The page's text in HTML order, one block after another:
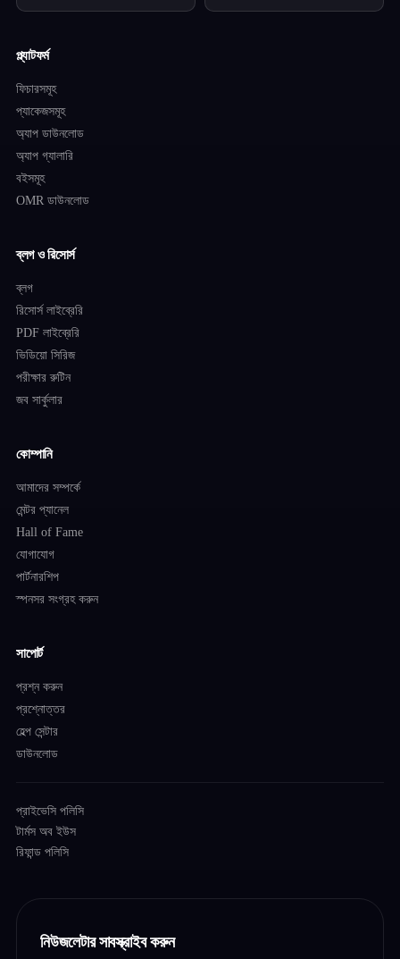
প্ল্যাটফর্ম
ফিচারসমূহ
প্যাকেজসমূহ
অ্যাপ ডাউনলোড
অ্যাপ গ্যালারি
বইসমূহ
OMR ডাউনলোড
ব্লগ ও রিসোর্স
ব্লগ
রিসোর্স লাইব্রেরি
PDF লাইব্রেরি
ভিডিয়ো সিরিজ
পরীক্ষার রুটিন
জব সার্কুলার
কোম্পানি
আমাদের সম্পর্কে
মেন্টর প্যানেল
Hall of Fame
যোগাযোগ
পার্টনারশিপ
স্পনসর সংগ্রহ করুন
সাপোর্ট
প্রশ্ন করুন
প্রশ্নোত্তর
হেল্প সেন্টার
ডাউনলোড
প্রাইভেসি পলিসি
টার্মস অব ইউস
রিফান্ড পলিসি
নিউজলেটার সাবস্ক্রাইব করুন